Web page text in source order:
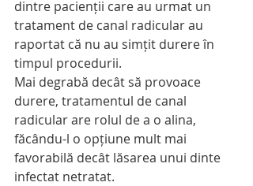
dintre pacienții care au urmat un
tratament de canal radicular au
raportat că nu au simțit durere în
timpul procedurii.
Mai degrabă decât să provoace
durere, tratamentul de canal
radicular are rolul de a o alina,
făcându-l o opțiune mult mai
favorabilă decât lăsarea unui dinte
infectat netratat.